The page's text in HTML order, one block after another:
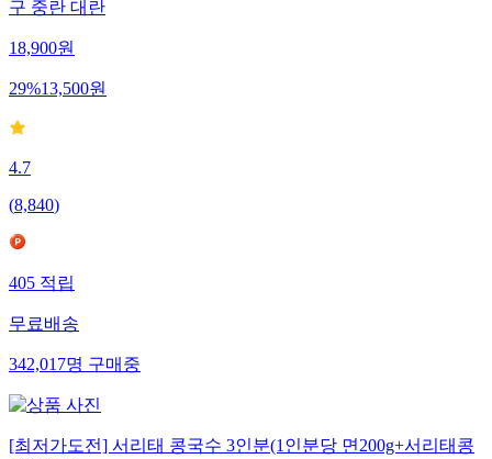
구 중란 대란
18,900원
29%13,500원
4.7
(8,840)
405 적립
무료배송
342,017명 구매중
[최저가도전] 서리태 콩국수 3인분(1인분당 면200g+서리태콩